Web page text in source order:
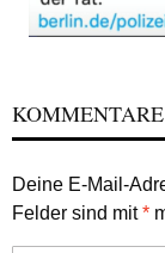
KOMMENTARE
Deine E-Mail-
Felder sind mit*